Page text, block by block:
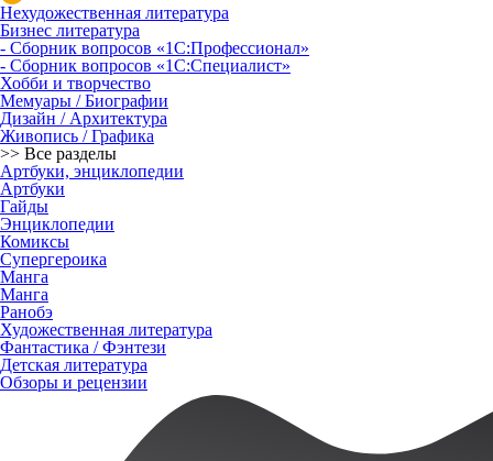
Нехудожественная литература
Бизнес литература
- Сборник вопросов «1С:Профессионал»
- Сборник вопросов «1С:Специалист»
Хобби и творчество
Мемуары / Биографии
Дизайн / Архитектура
Живопись / Графика
>> Все разделы
Артбуки, энциклопедии
Артбуки
Гайды
Энциклопедии
Комиксы
Супергероика
Манга
Манга
Ранобэ
Художественная литература
Фантастика / Фэнтези
Детская литература
Обзоры и рецензии